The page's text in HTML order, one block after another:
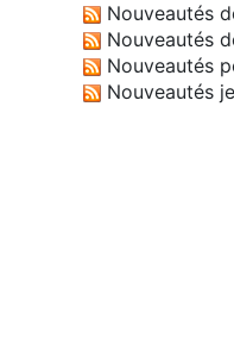
Nouveautés
Nouveautés
Nouveautés
Nouveautés